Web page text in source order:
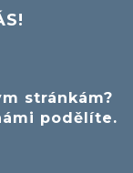
stránkám?
podělíte.